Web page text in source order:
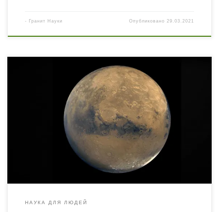
- Гранит Науки Опубликовано 29.03.2021
Новые научные выводы указывают на то, что большая
часть воды Красной Планеты попадает в ловушку, а не
исчезает в космос. Согласно геологическим данным,
миллиарды лет назад вода в изобилии текла по Марсу
и собиралась в бассейны, озера и глубокие
океаны. Новое исследование, финансируемое НАСА,
показывает, что значительное количество воды — от […]
НАУКА ДЛЯ ЛЮДЕЙ